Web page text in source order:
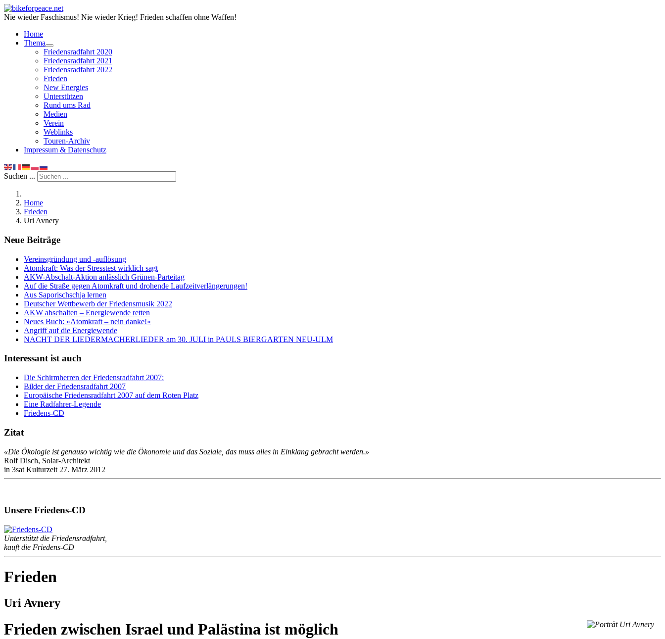
Nie wieder Faschismus! Nie wieder Krieg! Frieden schaffen ohne Waffen!
Home
Thema
Friedensradfahrt 2020
Friedensradfahrt 2021
Friedensradfahrt 2022
Frieden
New Energies
Unterstützen
Rund ums Rad
Medien
Verein
Weblinks
Touren-Archiv
Impressum & Datenschutz
Suchen ...
Home
Frieden
Uri Avnery
Neue Beiträge
Vereinsgründung und -auflösung
Atomkraft: Was der Stresstest wirklich sagt
AKW-Abschalt-Aktion anlässlich Grünen-Parteitag
Auf die Straße gegen Atomkraft und drohende Laufzeitverlängerungen!
Aus Saporischschja lernen
Deutscher Wettbewerb der Friedensmusik 2022
AKW abschalten – Energiewende retten
Neues Buch: «Atomkraft – nein danke!»
Angriff auf die Energiewende
NACHT DER LIEDERMACHERLIEDER am 30. JULI in PAULS BIERGARTEN NEU-ULM
Interessant ist auch
Die Schirmherren der Friedensradfahrt 2007:
Bilder der Friedensradfahrt 2007
Europäische Friedensradfahrt 2007 auf dem Roten Platz
Eine Radfahrer-Legende
Friedens-CD
Zitat
«Die Ökologie ist genauso wichtig wie die Ökonomie und das Soziale, das muss alles in Einklang gebracht werden.»
Rolf Disch, Solar-Architekt
in 3sat Kulturzeit 27. März 2012
Unsere Friedens-CD
Unterstützt die Friedensradfahrt,
kauft die Friedens-CD
Frieden
Uri Avnery
Frieden zwischen Israel und Palästina ist möglich